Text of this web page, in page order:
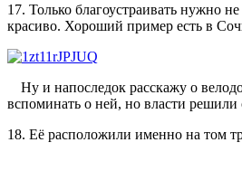
17. Только благоустраивать
красиво. Хороший пример есть в
Ну и напоследок расскажу о
вспоминать о ней, но власти
18. Её расположили именно на том